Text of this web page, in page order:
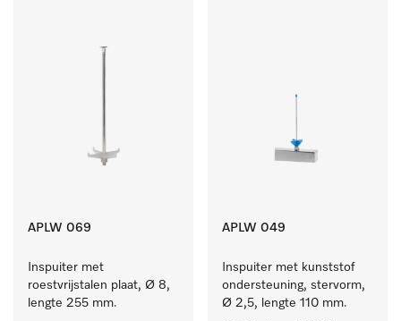
APLW 069
Inspuiter met
roestvrijstalen plaat, Ø 8,
lengte 255 mm.
APLW 049
Inspuiter met kunststof
ondersteuning, stervorm,
Ø 2,5, lengte 110 mm.